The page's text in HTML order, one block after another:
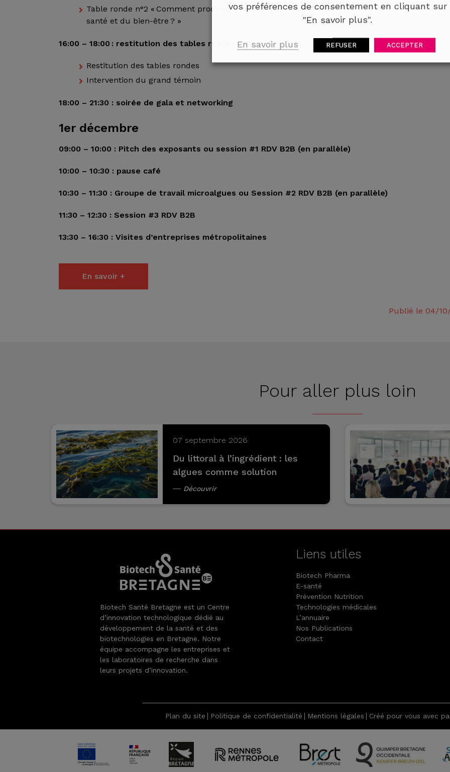
Table ronde n°2 « Comment produire une bioressource bleue compatible avec le marché de
santé et du bien-être ? »
16:00 – 18:00 : restitution des tables rondes
Restitution des tables rondes
Intervention du grand témoin
18:00 – 21:30 : soirée de gala et networking
1er décembre
09:00 – 10:00 : Pitch des exposants ou session #1 RDV B2B (en parallèle)
10:00 – 10:30 : pause café
10:30 – 11:30 : Groupe de travail microalgues ou Session #2 RDV B2B (en parallèle)
11:30 – 12:30 : Session #3 RDV B2B
13:30 – 16:30 : Visites d’entreprises métropolitaines
En savoir +
Publié le 04/
Pour aller plus loin
07 septembre 2026
Du littoral à l’ingrédient : les
algues comme solution
Découvrir
Biotech Santé Bretagne est un Centre
d’innovation technologique dédié au
développement de la santé et des
biotechnologies en Bretagne. Notre
équipe accompagne les entreprises et
les laboratoires de recherche dans
leurs projets d’innovation.
Liens utiles
Biotech Pharma
E-santé
Prévention Nutrition
Technologies médicales
L’annuaire
Nos Publications
Contact
Plan du site Politique de confidentialité Mentions légales Créé pour vous avec
vos préférences de consentement en cliquant sur
"En savoir plus".
En savoir plus REFUSER ACCEPTER